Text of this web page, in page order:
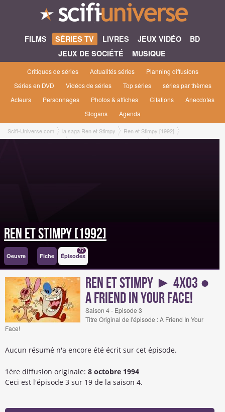
FILMS SÉRIES TV LIVRES JEUX VIDÉO
BD
JEUX DE SOCIÉTÉ
MUSIQUE
Critiques de séries Actualités séries
Planning diffusions
Séries en DVD
Vidéos de séries Top séries
séries par thèmes
Acteurs
Personnages Photos & affiches Citations
Anecdotes
Slogans
Agenda
Scifi-Universe.com la saga Ren et Stimpy
Ren et Stimpy [1992]
Ren et Stimpy saison 4
4x03 ● A Friend In Your Face!
Ren et Stimpy [1992]
Oeuvre Fiche Épisodes
77
Ren et Stimpy ► 4x03 ●
A Friend In Your Face!
Saison 4 - Episode 3
Titre Original de l'épisode : A Friend In Your
Face!
Aucun résumé n'a encore été écrit sur cet épisode.
1ère diffusion originale: 8 octobre 1994
Ceci est l'épisode 3 sur 19 de la saison 4.